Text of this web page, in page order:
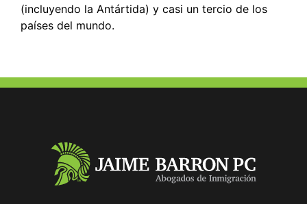
(incluyendo la Antártida) y casi un tercio de los
países del mundo.